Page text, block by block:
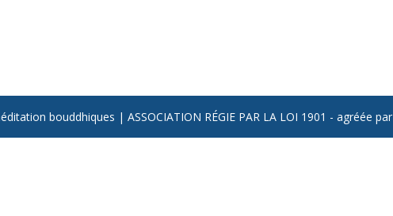
bouddhiques | ASSOCIATION RÉGIE PAR LA LOI 1901 - agréée par